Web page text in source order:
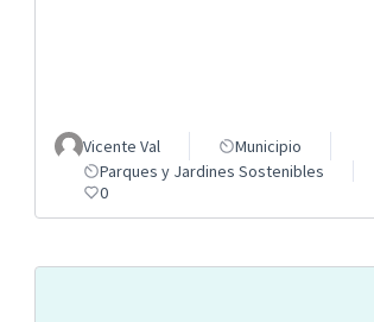
Vicente Val
Municipio
Parques y Jardines Sostenibles
0